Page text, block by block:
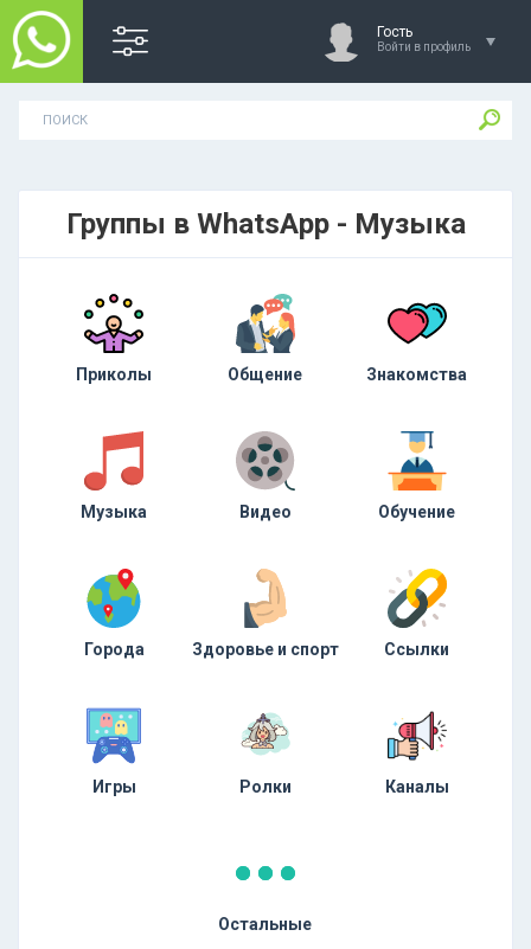
Гость
Войти в профиль
Группы в WhatsApp - Музыка
Приколы Общение Знакомства
Музыка Видео Обучение
Города Здоровье и спорт Ссылки
Игры Ролки Каналы
Остальные